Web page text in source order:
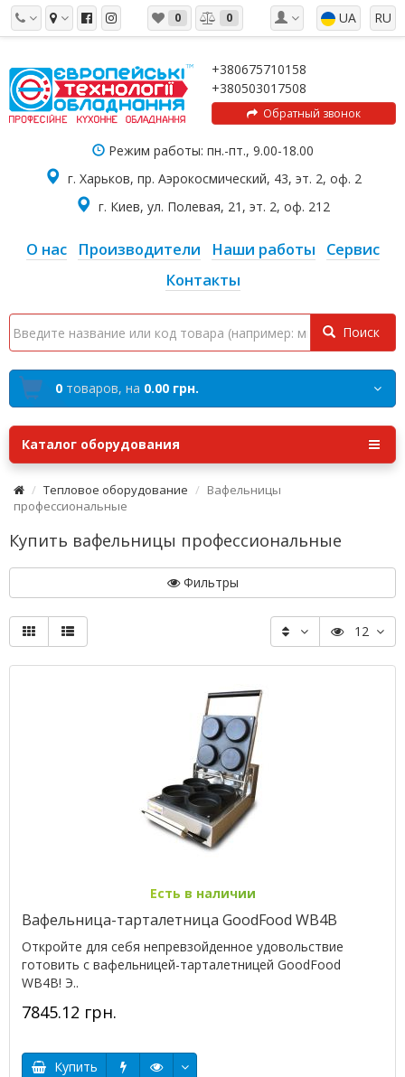
RU
UA
0 0
+380675710158
+380503017508
Обратный звонок
Режим работы: пн.-пт., 9.00-18.00
г. Харьков, пр. Аэрокосмический, 43, эт. 2, оф. 2
г. Киев, ул. Полевая, 21, эт. 2, оф. 212
О нас Производители Наши работы
Сервис
Контакты
Поиск
0 товаров, на 0.00 грн.
Каталог оборудования
Тепловое оборудование
Вафельницы
профессиональные
Купить вафельницы профессиональные
Фильтры
12
Есть в наличии
Вафельница-тарталетница GoodFood WB4B
Откройте для себя непревзойденное удовольствие
готовить с вафельницей-тарталетницей GoodFood
WB4B! Э..
7845.12 грн.
Купить